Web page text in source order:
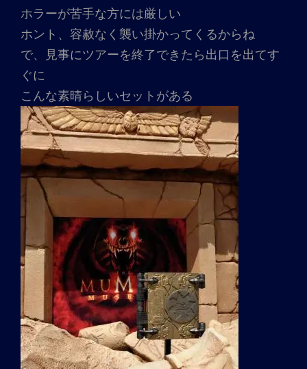
ホラーが苦手な方には厳しい
ホント、容赦なく襲い掛かってくるからね
で、見事にツアーを終了できたら出口を出てす
ぐに
こんな素晴らしいセットがある